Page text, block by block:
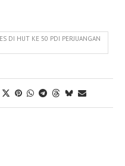
DI HUT KE 50 PDI PERJUANGAN